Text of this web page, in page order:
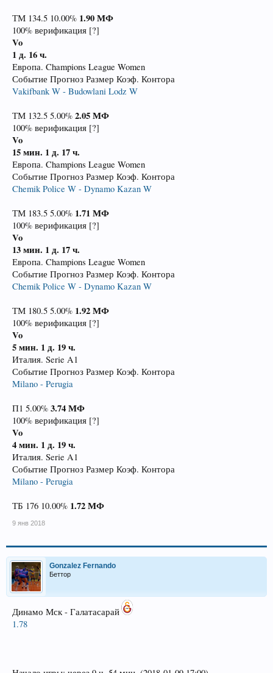
ТМ 134.5 10.00% 1.90МФ
100% верификация [?]
Vo
1 д. 16 ч.
Европа. Champions League Women
Событие Прогноз Размер Коэф. Контора
Vakifbank W - Budowlani Lodz W
ТМ 132.5 5.00% 2.05МФ
100% верификация [?]
Vo
15 мин. 1 д. 17 ч.
Европа. Champions League Women
Событие Прогноз Размер Коэф. Контора
Chemik Police W - Dynamo Kazan W
ТМ 183.5 5.00% 1.71МФ
100% верификация [?]
Vo
13 мин. 1 д. 17 ч.
Европа. Champions League Women
Событие Прогноз Размер Коэф. Контора
Chemik Police W - Dynamo Kazan W
ТМ 180.5 5.00% 1.92МФ
100% верификация [?]
Vo
5 мин. 1 д. 19 ч.
Италия. Serie A1
Событие Прогноз Размер Коэф. Контора
Milano - Perugia
П1 5.00% 3.74МФ
100% верификация [?]
Vo
4 мин. 1 д. 19 ч.
Италия. Serie A1
Событие Прогноз Размер Коэф. Контора
Milano - Perugia
ТБ 176 10.00% 1.72МФ
9 янв 2018
Gonzalez Fernando
Беттор
Динамо Мск - Галатасарай
1.78